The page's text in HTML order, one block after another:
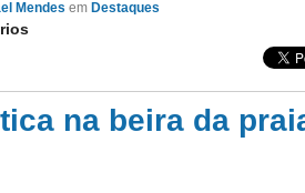
Mendes em Destaques
na beira da